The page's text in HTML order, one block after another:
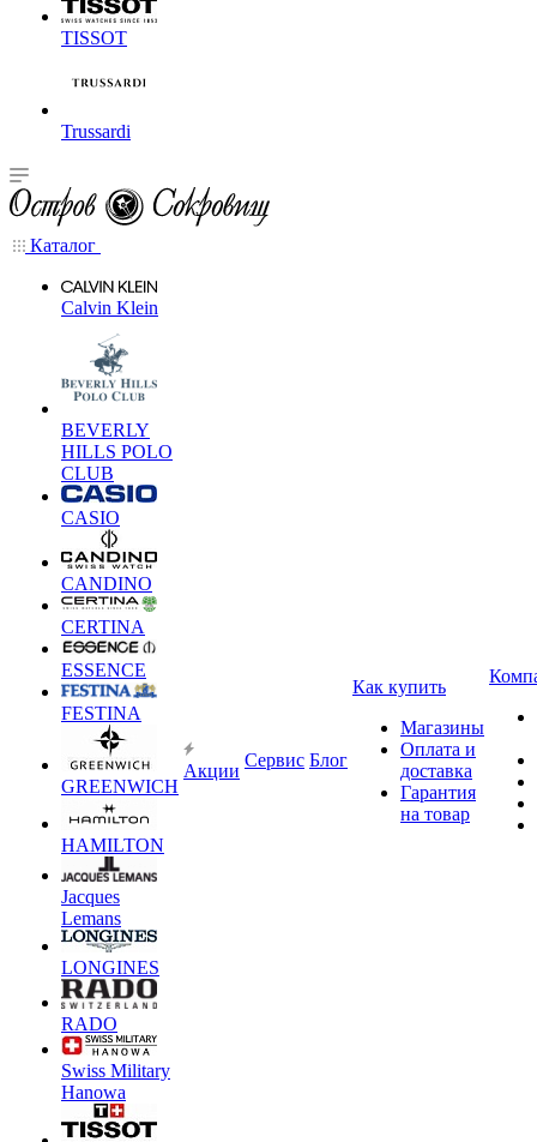
TISSOT
Trussardi
Каталог
Calvin Klein
BEVERLY
HILLS POLO
CLUB
CASIO
CANDINO
CERTINA
ESSENCE
FESTINA
GREENWICH
HAMILTON
Jacques
Lemans
LONGINES
RADO
Swiss Military
Hanowa
Акции
Сервис Блог
Как купить
Магазины
Оплата и
доставка
Гарантия
на товар